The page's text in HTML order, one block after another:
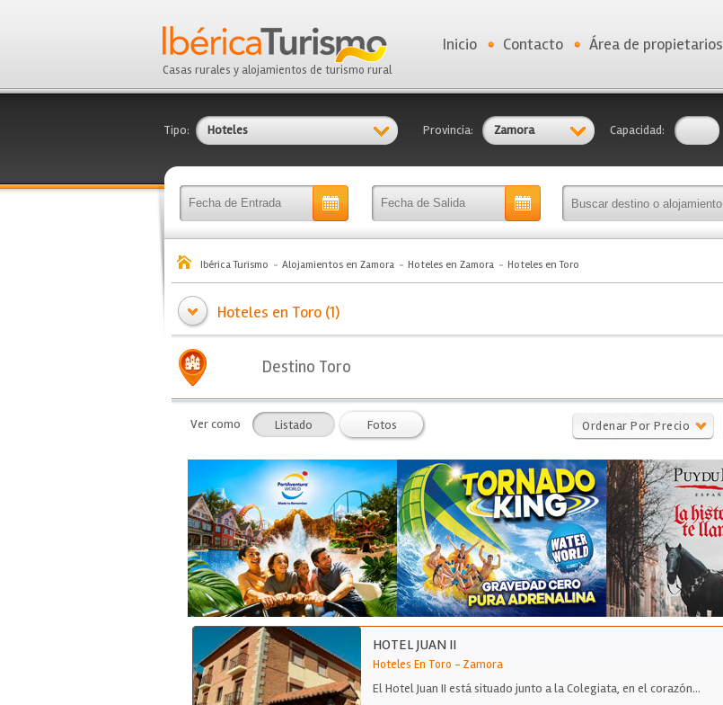
Casas rurales y alojamientos de turismo rural
Inicio Contacto Área de propietarios
Tipo: Hoteles Provincia: Zamora Capacidad:
Ibérica Turismo Alojamientos en Zamora Hoteles en Zamora Hoteles en Toro
Hoteles en Toro (1)
Destino Toro
Ver como Listado Fotos Ordenar Por Precio
HOTEL JUAN II
Hoteles En Toro - Zamora
El Hotel Juan II está situado junto a la Colegiata, en el corazón…